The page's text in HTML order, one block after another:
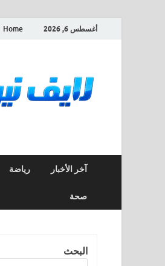
أغسطس 6, 2026 Home
آخر الأخبار رياضة
صحة
البحث